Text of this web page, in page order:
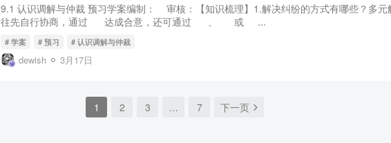
9.1 认识调解与仲裁 预习学案编制： 审核：【知识梳理】1.解决纠纷的方式有哪些？多元
往先自行协商，通过 达成合意，还可通过 、 或 ...
# 学案 # 预习 # 认识调解与仲裁
dewish 3月17日
1 2 3 … 7 下一页